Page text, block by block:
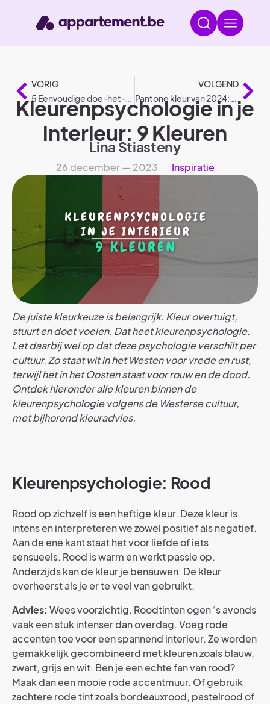
VORIG
5 Eenvoudige doe-het-zelf klusjes voor een mooi resultaat
VOLGEND
Pantone kleur van 2024: Peach Fuzz
Kleurenpsychologie in je
interieur: 9 Kleuren
Lina Stiasteny
26 december — 2023 Inspiratie
De juiste kleurkeuze is belangrijk. Kleur overtuigt,
stuurt en doet voelen. Dat heet kleurenpsychologie.
Let daarbij wel op dat deze psychologie verschilt per
cultuur. Zo staat wit in het Westen voor vrede en rust,
terwijl het in het Oosten staat voor rouw en de dood.
Ontdek hieronder alle kleuren binnen de
kleurenpsychologie volgens de Westerse cultuur,
met bijhorend kleuradvies.
Kleurenpsychologie: Rood
Rood op zichzelf is een heftige kleur. Deze kleur is
intens en interpreteren we zowel positief als negatief.
Aan de ene kant staat het voor liefde of iets
sensueels. Rood is warm en werkt passie op.
Anderzijds kan de kleur je benauwen. De kleur
overheerst als je er te veel van gebruikt.
Advies: Wees voorzichtig. Roodtinten ogen ‘s avonds
vaak een stuk intenser dan overdag. Voeg rode
accenten toe voor een spannend interieur. Ze worden
gemakkelijk gecombineerd met kleuren zoals blauw,
zwart, grijs en wit. Ben je een echte fan van rood?
Maak dan een mooie rode accentmuur. Of gebruik
zachtere rode tint zoals bordeauxrood, pastelrood of